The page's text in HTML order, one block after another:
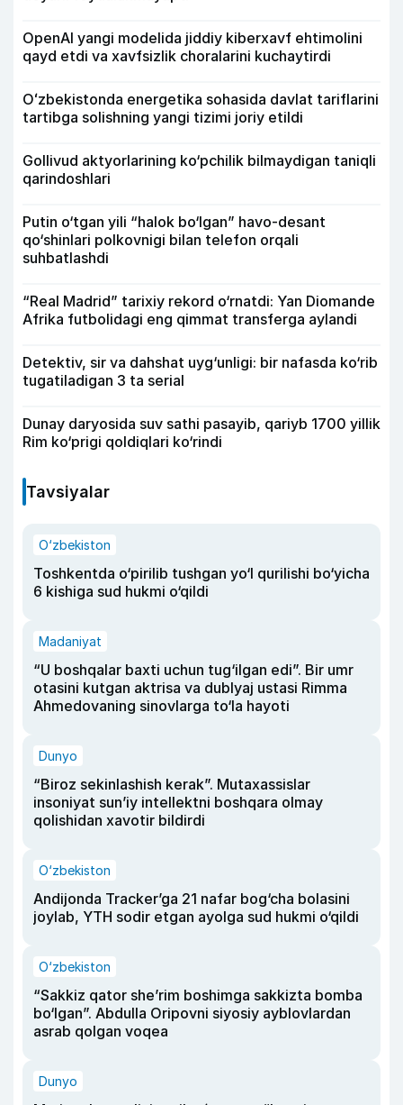
OpenAI yangi modelida jiddiy kiberxavf ehtimolini
qayd etdi va xavfsizlik choralarini kuchaytirdi
Oʻzbekistonda energetika sohasida davlat tariflarini
tartibga solishning yangi tizimi joriy etildi
Gollivud aktyorlarining ko‘pchilik bilmaydigan taniqli
qarindoshlari
Putin o‘tgan yili “halok bo‘lgan” havo-desant
qo‘shinlari polkovnigi bilan telefon orqali
suhbatlashdi
“Real Madrid” tarixiy rekord o‘rnatdi: Yan Diomande
Afrika futbolidagi eng qimmat transferga aylandi
Detektiv, sir va dahshat uyg‘unligi: bir nafasda ko‘rib
tugatiladigan 3 ta serial
Dunay daryosida suv sathi pasayib, qariyb 1700 yillik
Rim ko‘prigi qoldiqlari ko‘rindi
Tavsiyalar
O‘zbekiston
Toshkentda o‘pirilib tushgan yo‘l qurilishi bo‘yicha
6 kishiga sud hukmi o‘qildi
Madaniyat
“U boshqalar baxti uchun tug‘ilgan edi”. Bir umr
otasini kutgan aktrisa va dublyaj ustasi Rimma
Ahmedovaning sinovlarga to‘la hayoti
Dunyo
“Biroz sekinlashish kerak”. Mutaxassislar
insoniyat sun’iy intellektni boshqara olmay
qolishidan xavotir bildirdi
O‘zbekiston
Andijonda Tracker’ga 21 nafar bog‘cha bolasini
joylab, YTH sodir etgan ayolga sud hukmi o‘qildi
O‘zbekiston
“Sakkiz qator she’rim boshimga sakkizta bomba
bo‘lgan”. Abdulla Oripovni siyosiy ayblovlardan
asrab qolgan voqea
Dunyo